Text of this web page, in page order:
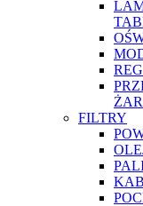
FILTRY